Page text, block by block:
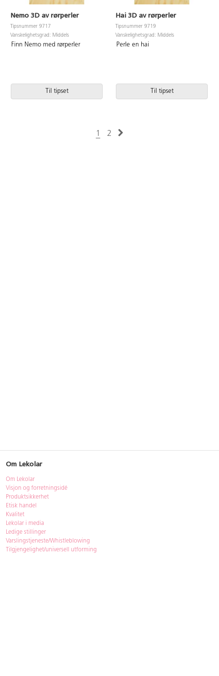
Nemo 3D av rørperler
Tipsnummer 9717
Vanskelighetsgrad: Middels
Finn Nemo med rørperler
Til tipset
Hai 3D av rørperler
Tipsnummer 9719
Vanskelighetsgrad: Middels
Perle en hai
Til tipset
1 2
Om Lekolar
Om Lekolar
Visjon og forretningsidé
Produktsikkerhet
Etisk handel
Kvalitet
Lekolar i media
Ledige stillinger
Varslingstjeneste/Whistleblowing
Tilgjengelighet/universell utforming